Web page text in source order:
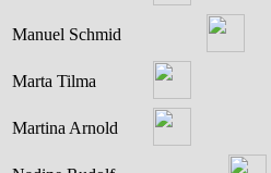
Manuel Schmid
Marta Tilma
Martina Arnold